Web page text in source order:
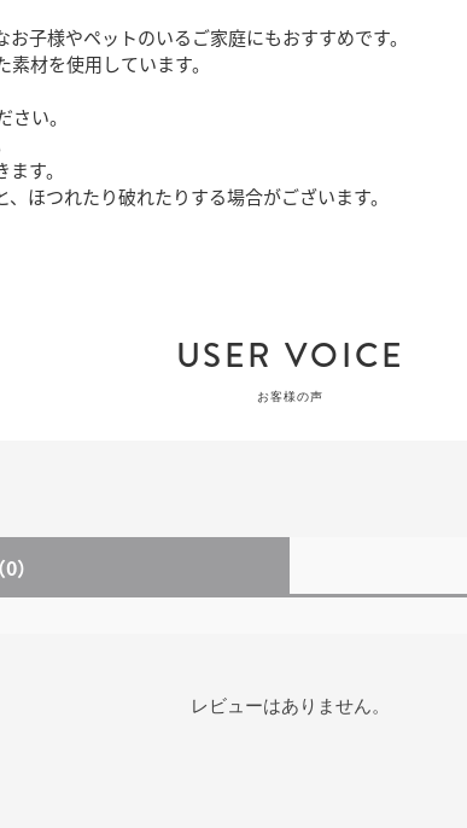
子様やペットのいるご家庭にもおすすめです。
材を使用しています。
い。
す。
ほつれたり破れたりする場合がございます。
USER VOICE
お客様の声
（0）
レビューはありません。